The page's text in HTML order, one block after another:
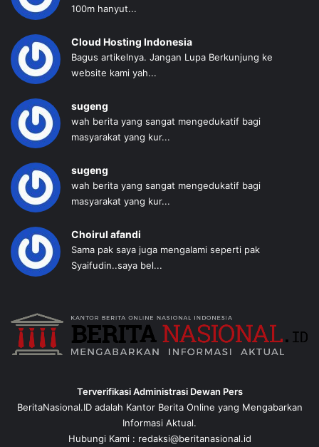
100m hanyut...
Cloud Hosting Indonesia
Bagus artikelnya. Jangan Lupa Berkunjung ke
website kami yah...
sugeng
wah berita yang sangat mengedukatif bagi
masyarakat yang kur...
sugeng
wah berita yang sangat mengedukatif bagi
masyarakat yang kur...
Choirul afandi
Sama pak saya juga mengalami seperti pak
Syaifudin..saya bel...
Terverifikasi Administrasi Dewan Pers
BeritaNasional.ID adalah Kantor Berita Online yang Mengabarkan
Informasi Aktual.
Hubungi Kami : redaksi@beritanasional.id